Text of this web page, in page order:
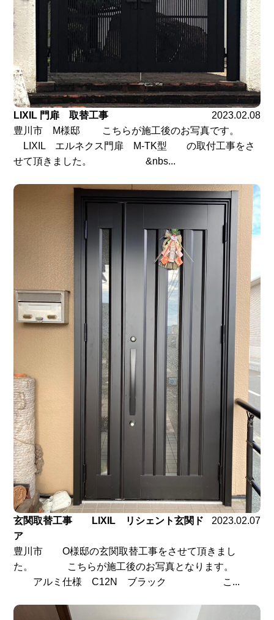
LIXIL 門扉 取替工事
2023.02.08
豊川市 M様邸 こちらが施工後のお写真です。
LIXIL エルネクス門扉 M-TK型 の取付工事をさ
せて頂きました。 &nbs...
玄関取替工事 LIXIL リシェント玄関ド
ア
2023.02.07
豊川市 O様邸の玄関取替工事をさせて頂きまし
た。 こちらが施工後のお写真となります。
アルミ仕様 C12N ブラック こ...